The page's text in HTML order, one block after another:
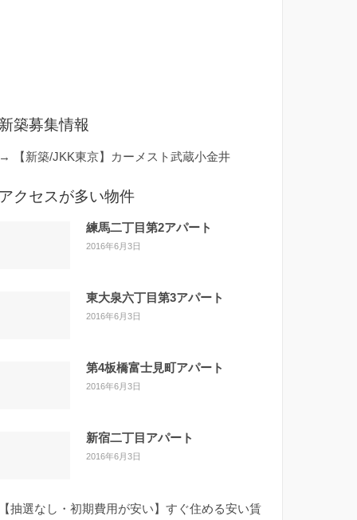
築募集情報
【新築/JKK東京】カーメスト武蔵小金井
クセスが多い物件
練馬二丁目第2アパート
2016年6月3日
東大泉六丁目第3アパート
2016年6月3日
第4板橋富士見町アパート
2016年6月3日
新宿二丁目アパート
2016年6月3日
抽選なし・初期費用が安い】すぐ住める安い賃